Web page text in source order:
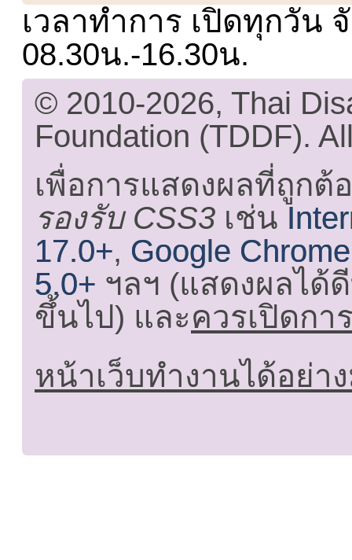
เวลาทำการ เปิดทุกวัน
08.30น.-16.30น.
© 2010-2026, Thai
Foundation (TDDF).
เพื่อการแสดงผลที่ถูกต้
รองรับ CSS3 เช่น
17.0+, Google
5.0+ ฯลฯ (แสดงผลได้
ขึ้นไป) และควรเปิดกา
หน้าเว็บทำงานได้อย่า